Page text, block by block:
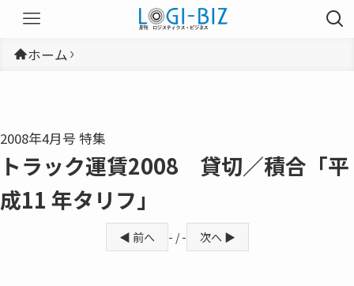
ホーム
2008年4月号 特集
トラック運賃2008 貸切／積合「平
成11 年タリフ」
◀ 前へ - / - 次へ ▶